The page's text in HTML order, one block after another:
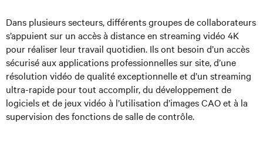
Dans plusieurs secteurs, différents groupes de collaborateurs
s’appuient sur un accès à distance en streaming vidéo 4K
pour réaliser leur travail quotidien. Ils ont besoin d’un accès
sécurisé aux applications professionnelles sur site, d’une
résolution vidéo de qualité exceptionnelle et d’un streaming
ultra-rapide pour tout accomplir, du développement de
logiciels et de jeux vidéo à l’utilisation d’images CAO et à la
supervision des fonctions de salle de contrôle.